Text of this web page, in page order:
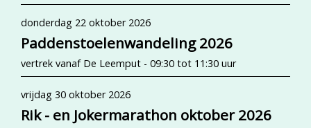
donderdag 22 oktober 2026
Paddenstoelenwandeling 2026
vertrek vanaf De Leemput - 09:30 tot 11:30 uur
vrijdag 30 oktober 2026
Rik - en Jokermarathon oktober 2026